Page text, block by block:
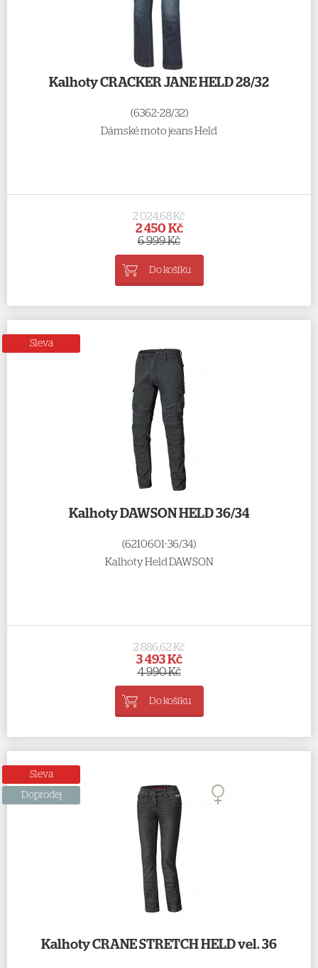
Kalhoty CRACKER JANE HELD 28/32
(6362-28/32)
Dámské moto jeans Held
2 024,68 Kč
2 450 Kč
6 999 Kč
Do košíku
Sleva
Kalhoty DAWSON HELD 36/34
(6210601-36/34)
Kalhoty Held DAWSON
2 886,62 Kč
3 493 Kč
4 990 Kč
Do košíku
Sleva
Doprodej
Kalhoty CRANE STRETCH HELD vel. 36